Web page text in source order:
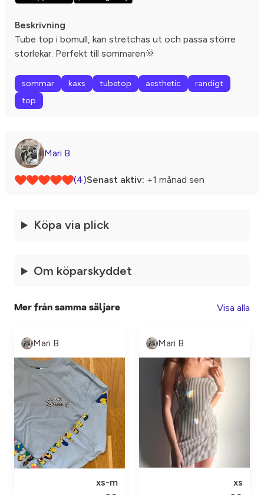
Beskrivning
Tube top i bomull, kan stretchas ut och passa större
storlekar. Perfekt till sommaren🌞
sommar kaxs tubetop aesthetic
randigt
top
Mari B
(4)Senast aktiv: +1 månad sen
Köpa via plick
Om köparskyddet
Mer från samma säljare Visa alla
Mari B
xs-m
Mari B
xs